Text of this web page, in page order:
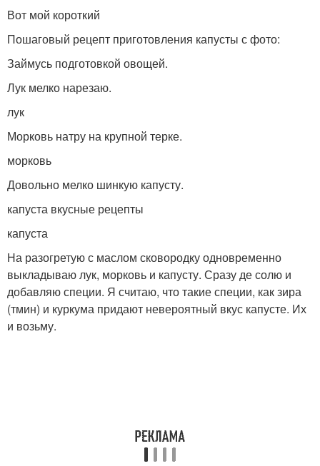
Вот мой короткий
Пошаговый рецепт приготовления капусты с фото:
Займусь подготовкой овощей.
Лук мелко нарезаю.
лук
Морковь натру на крупной терке.
морковь
Довольно мелко шинкую капусту.
капуста вкусные рецепты
капуста
На разогретую с маслом сковородку одновременно
выкладываю лук, морковь и капусту. Сразу де солю и
добавляю специи. Я считаю, что такие специи, как зира
(тмин) и куркума придают невероятный вкус капусте. Их
и возьму.